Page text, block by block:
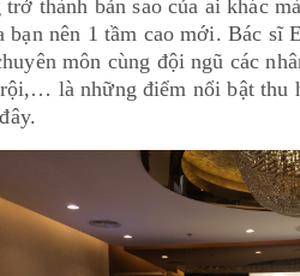
thành bản sao của ai khác
bạn nên 1 tầm cao mới. Bác sĩ
môn cùng đội ngũ các
là những điểm nổi bật thu